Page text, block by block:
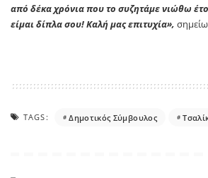
από δέκα χρόνια που το συζητάμε νιώθω
είμαι δίπλα σου! Καλή μας επιτυχία»,
TAGS: Δημοτικός Σύμβουλος